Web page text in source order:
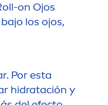
on Ojos
los ojos,
Por esta
hidratación y